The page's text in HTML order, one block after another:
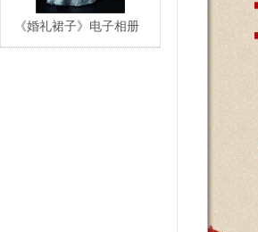
《婚礼裙子》电子相册